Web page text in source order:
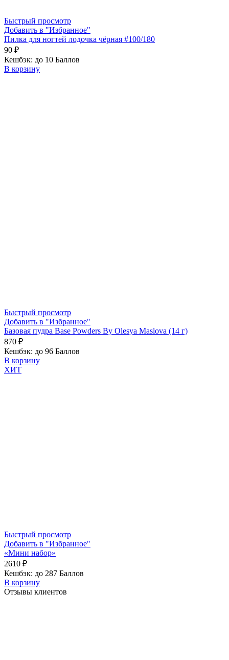
Быстрый просмотр
Добавить в "Избранное"
Пилка для ногтей лодочка чёрная #100/180
90 ₽
Кешбэк: до 10 Баллов
В корзину
Быстрый просмотр
Добавить в "Избранное"
Базовая пудра Base Powders By Olesya Maslova (14 г)
870 ₽
Кешбэк: до 96 Баллов
В корзину
ХИТ
Быстрый просмотр
Добавить в "Избранное"
«Мини набор»
2610 ₽
Кешбэк: до 287 Баллов
В корзину
Отзывы клиентов